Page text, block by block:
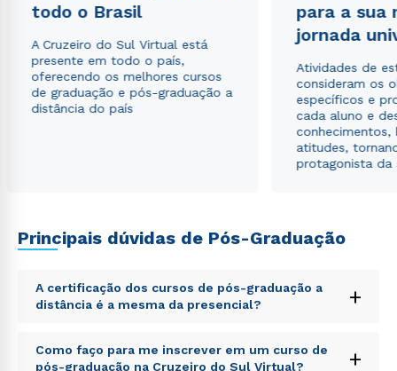
todo o Brasil
A Cruzeiro do Sul Virtual está
presente em todo o país,
oferecendo os melhores cursos
de graduação e pós-graduação a
distância do país
para a sua
jornada
Atividades de
consideram os
específicos e
cada aluno e
conhecimentos,
atitudes,
protagonista da
Principais dúvidas de Pós-Graduação
A certificação dos cursos de pós-graduação a
distância é a mesma da presencial?
+
Sed ut perspiciatis unde omnis iste natus error sit
voluptatem accusantium doloremque laudantium,
Como faço para me inscrever em um curso de
pós-graduação na Cruzeiro do Sul Virtual?
+